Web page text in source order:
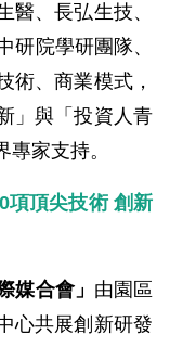
醫、長弘生技、
研院學研團隊、
術、商業模式，
」與「投資人青
家支持。
項頂尖技術 創新
媒合會」 由園區
心共展創新研發